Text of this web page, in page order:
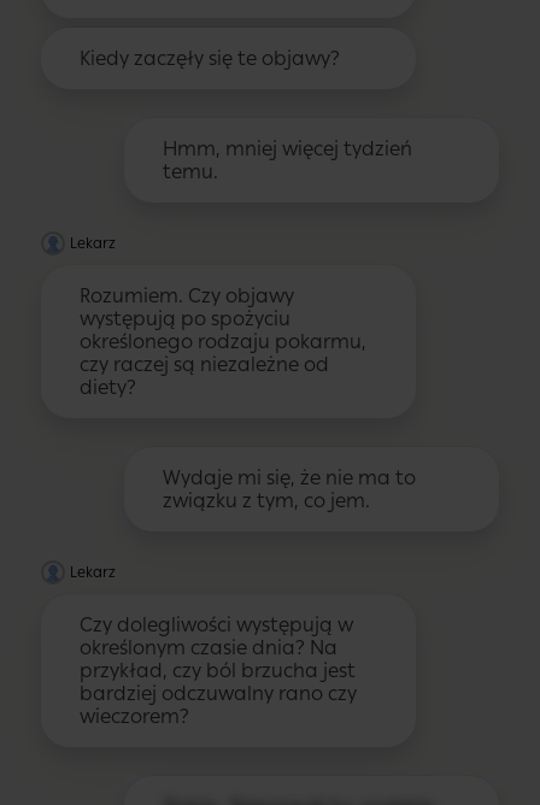
Kiedy zaczęły się te objawy?
Hmm, mniej więcej tydzień
temu.
Lekarz
Rozumiem. Czy objawy
występują po spożyciu
określonego rodzaju pokarmu,
czy raczej są niezależne od
diety?
Wydaje mi się, że nie ma to
związku z tym, co jem.
Lekarz
Czy dolegliwości występują w
określonym czasie dnia? Na
przykład, czy ból brzucha jest
bardziej odczuwalny rano czy
wieczorem?